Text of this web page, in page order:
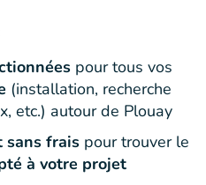
pour tous vos
(installation, recherche
etc.) autour de Plouay
sans frais pour trouver le
à votre projet